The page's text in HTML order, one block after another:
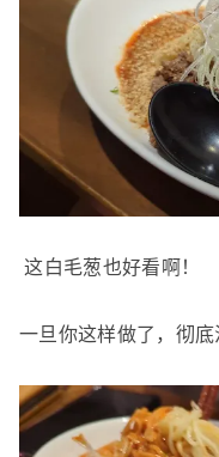
这白毛葱也好看啊！
一旦你这样做了，彻底